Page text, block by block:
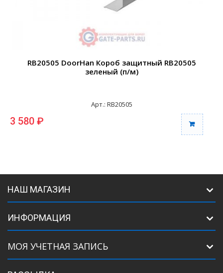
RB20505 DoorHan Короб защитный RB20505
зеленый (п/м)
Арт.: RB20505
3 580 ₽
НАШ МАГАЗИН
ИНФОРМАЦИЯ
МОЯ УЧЕТНАЯ ЗАПИСЬ